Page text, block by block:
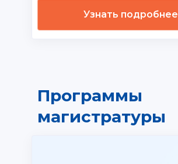
Узнать подробнее
Программы
магистратуры